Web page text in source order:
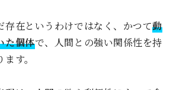
存在というわけではなく、かつて動
た個体で、人間との強い関係性を持
す。